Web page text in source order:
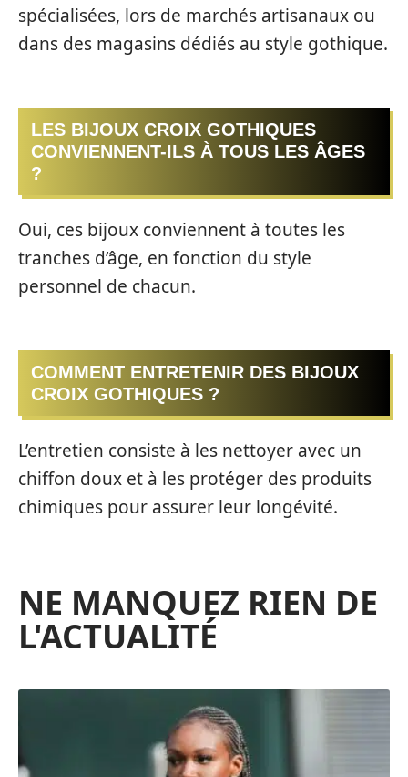
spécialisées, lors de marchés artisanaux ou
dans des magasins dédiés au style gothique.
LES BIJOUX CROIX GOTHIQUES
CONVIENNENT-ILS À TOUS LES ÂGES
?
Oui, ces bijoux conviennent à toutes les
tranches d’âge, en fonction du style
personnel de chacun.
COMMENT ENTRETENIR DES BIJOUX
CROIX GOTHIQUES ?
L’entretien consiste à les nettoyer avec un
chiffon doux et à les protéger des produits
chimiques pour assurer leur longévité.
NE MANQUEZ RIEN DE
L'ACTUALITÉ